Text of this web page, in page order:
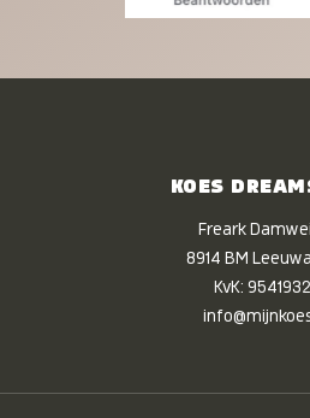
KOES
Freark
8914 BM
KvK: